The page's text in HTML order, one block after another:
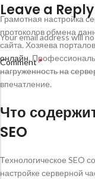
Грамотная настройка
протоколов обмена
сайта. Хозяева
онлайн.
нагруженность на
впечатление.
Что
SEO
Технологическое SEO
настройке серверной
Leave a Reply
Your email address will
Comment*